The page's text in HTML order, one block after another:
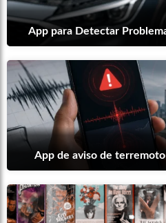
App para Detectar
App de aviso de